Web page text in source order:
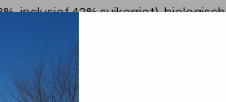
inclusief 42% suikerriet), biologisch
rubber (10%), synthetisch